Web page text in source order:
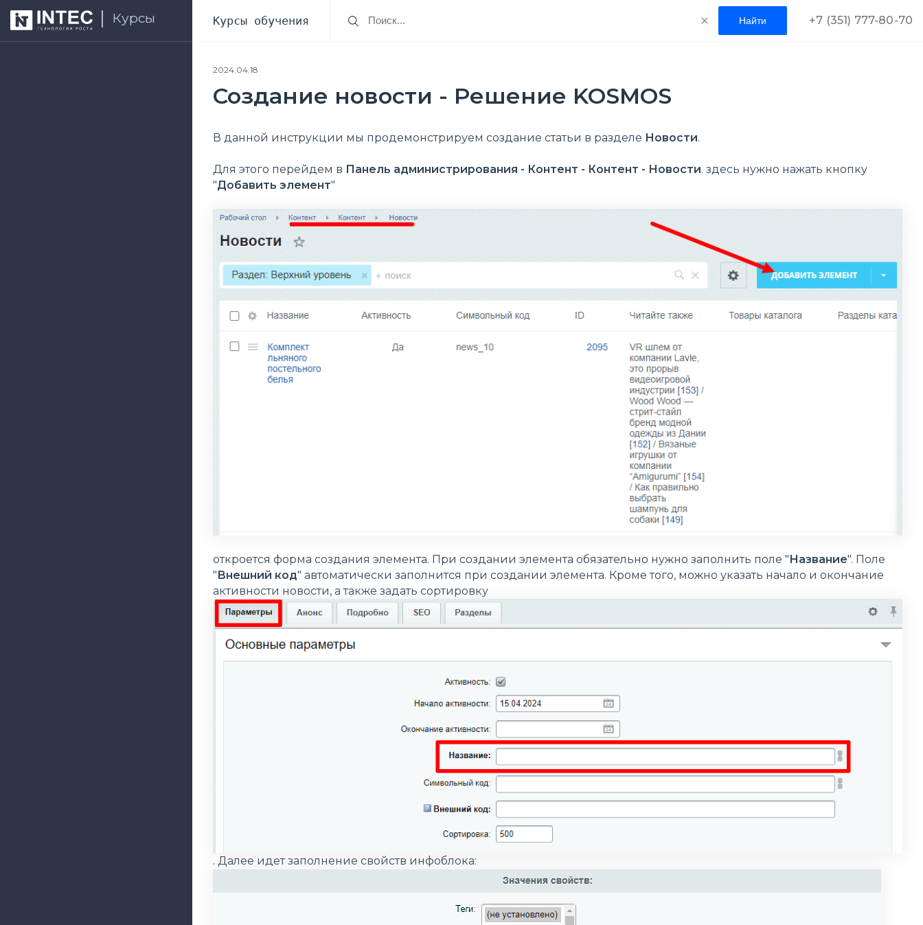
Курсы Курсы обучения +7 (351) 777-80-70
2024.04.18
Создание новости - Решение KOSMOS
В данной инструкции мы продемонстрируем создание статьи в разделе Новости.
Для этого перейдем в Панель администрирования - Контент - Контент - Новости. здесь нужно нажать кнопку
"Добавить элемент"
откроется форма создания элемента. При создании элемента обязательно нужно заполнить поле "Название". Поле
"Внешний код" автоматически заполнится при создании элемента. Кроме того, можно указать начало и окончание
активности новости, а также задать сортировку
. Далее идет заполнение свойств инфоблока: